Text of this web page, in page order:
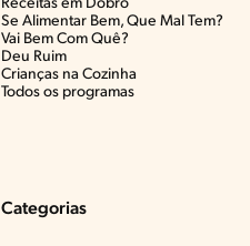
Receitas em Dobro
Se Alimentar Bem, Que Mal Tem?​
Vai Bem Com Quê?​
Deu Ruim​
Crianças na Cozinha​
Todos os programas
Categorias